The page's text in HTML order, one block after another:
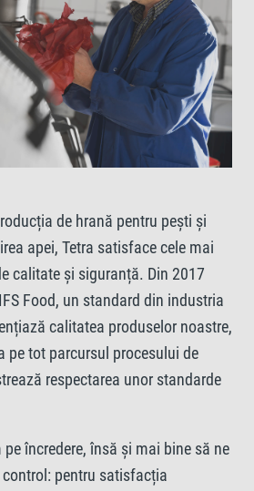
de hrană pentru pești și
apei, Tetra satisface cele mai
calitate și siguranță. Din 2017
Food, un standard din industria
calitatea produselor noastre,
pe tot parcursul procesului de
respectarea unor standarde
pe încredere, însă și mai bine să ne
pentru satisfacția